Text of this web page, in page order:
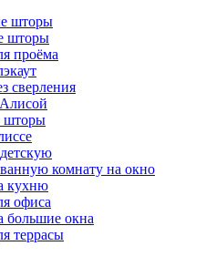
шторы
шторы
проёма
сверления
шторы
комнату на окно
кухню
офиса
большие окна
террасы